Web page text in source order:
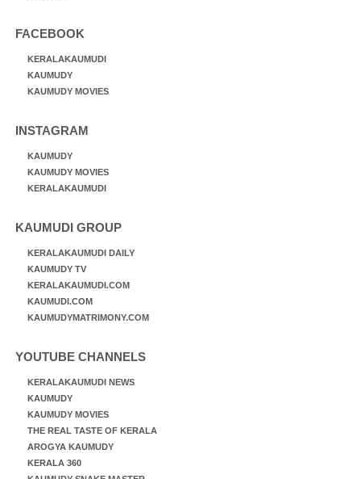
FACEBOOK
KERALAKAUMUDI
KAUMUDY
KAUMUDY MOVIES
INSTAGRAM
KAUMUDY
KAUMUDY MOVIES
KERALAKAUMUDI
KAUMUDI GROUP
KERALAKAUMUDI DAILY
KAUMUDY TV
KERALAKAUMUDI.COM
KAUMUDI.COM
KAUMUDYMATRIMONY.COM
YOUTUBE CHANNELS
KERALAKAUMUDI NEWS
KAUMUDY
KAUMUDY MOVIES
THE REAL TASTE OF KERALA
AROGYA KAUMUDY
KERALA 360